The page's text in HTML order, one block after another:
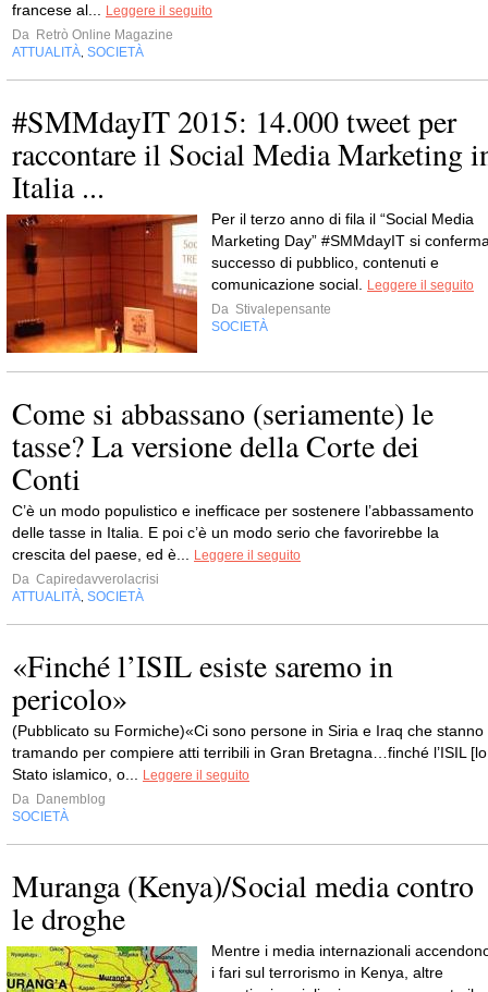
francese al...
Leggere il seguito
Da Retrò Online Magazine
ATTUALITÀ SOCIETÀ
#SMMdayIT 2015: 14.000 tweet per
raccontare il Social Media Marketing
Italia ...
Per il terzo anno di fila il “Social Media
Marketing Day” #SMMdayIT si
successo di pubblico, contenuti e
comunicazione social.
Leggere il seguito
Da Stivalepensante
SOCIETÀ
Come si abbassano (seriamente) le
tasse? La versione della Corte dei
Conti
C’è un modo populistico e inefficace per sostenere l’abbassamento
delle tasse in Italia. E poi c’è un modo serio che favorirebbe la
crescita del paese, ed è...
Leggere il seguito
Da Capiredavverolacrisi
ATTUALITÀ SOCIETÀ
«Finché l’ISIL esiste saremo in
pericolo»
(Pubblicato su Formiche)«Ci sono persone in Siria e Iraq che stanno
tramando per compiere atti terribili in Gran Bretagna…finché l’ISIL [lo
Stato islamico, o...
Leggere il seguito
Da Danemblog
SOCIETÀ
Muranga (Kenya)/Social media contro
le droghe
Mentre i media internazionali
i fari sul terrorismo in Kenya, altre